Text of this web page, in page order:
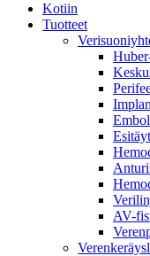
Kotiin
Tuotteet
AV-